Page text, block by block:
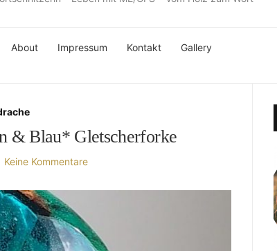
About Impressum Kontakt
Gallery
& Blau* Gletscherforke
Keine Kommentare